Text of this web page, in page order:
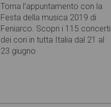
Torna l'appuntamento con la
Festa della musica 2019 di
Feniarco. Scopri i 115 concerti
dei cori in tutta Italia dal 21 al
23 giugno